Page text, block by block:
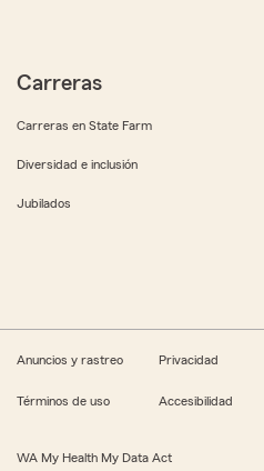
Carreras
Carreras en State Farm
Diversidad e inclusión
Jubilados
Anuncios y rastreo Privacidad
Términos de uso Accesibilidad
WA My Health My Data Act